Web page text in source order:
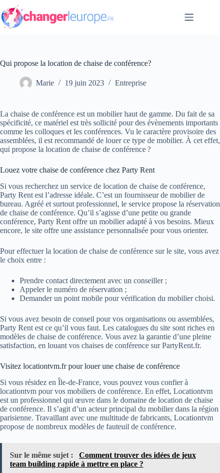
Passer
au
contenu
Qui propose la location de chaise de conférence?
Marie 19 juin 2023 Entreprise
La chaise de conférence est un mobilier haut de gamme. Du fait de sa
spécificité, ce matériel est très sollicité pour des évènements importants
comme les colloques et les conférences. Vu le caractère provisoire des
assemblées, il est recommandé de louer ce type de mobilier. À cet effet,
qui propose la location de chaise de conférence ?
Louez votre chaise de conférence chez Party Rent
Si vous recherchez un service de location de chaise de conférence,
Party Rent est l’adresse idéale. C’est un fournisseur de mobilier de
bureau. Agréé et surtout professionnel, le service propose la réservation
de chaise de conférence. Qu’il s’agisse d’une petite ou grande
conférence, Party Rent offre un mobilier adapté à vos besoins. Mieux
encore, le site offre une assistance personnalisée pour vous orienter.
Pour effectuer la location de chaise de conférence sur le site, vous avez
le choix entre :
Prendre contact directement avec un conseiller ;
Appeler le numéro de réservation ;
Demander un point mobile pour vérification du mobilier choisi.
Si vous avez besoin de conseil pour vos organisations ou assemblées,
Party Rent est ce qu’il vous faut. Les catalogues du site sont riches en
modèles de chaise de conférence. Vous avez la garantie d’une pleine
satisfaction, en louant vos chaises de conférence sur PartyRent.fr.
Visitez locationtvm.fr pour louer une chaise de conférence
Si vous résidez en Île-de-France, vous pouvez vous confier à
locationtvm pour vos mobiliers de conférence. En effet, Locationtvm
est un professionnel qui œuvre dans le domaine de location de chaise
de conférence. Il s’agit d’un acteur principal du mobilier dans la région
parisienne. Travaillant avec une multitude de fabricants, Locationtvm
propose de nombreux modèles de fauteuil de conférence.
Sur le même sujet :
Comment trouver des idées de jeux
team building rapide à mettre en place ?